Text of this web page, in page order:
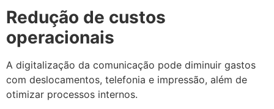
Redução de custos
operacionais
A digitalização da comunicação pode diminuir gastos
com deslocamentos, telefonia e impressão, além de
otimizar processos internos.